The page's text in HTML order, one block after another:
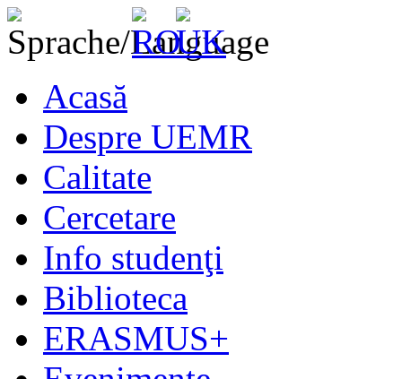
Acasă
Despre UEMR
Calitate
Cercetare
Info studenţi
Biblioteca
ERASMUS+